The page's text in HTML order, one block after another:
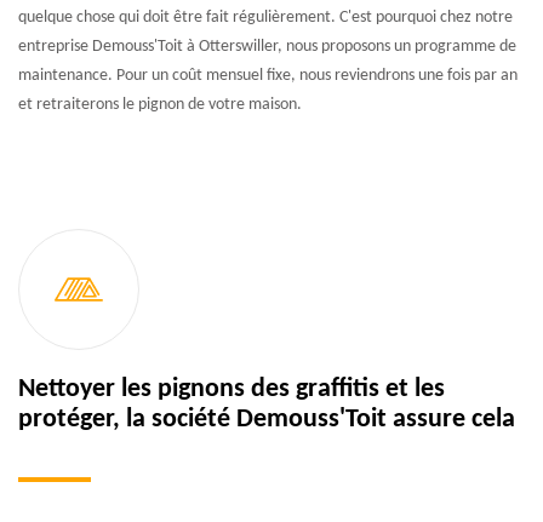
quelque chose qui doit être fait régulièrement. C'est pourquoi chez notre
entreprise Demouss'Toit à Otterswiller, nous proposons un programme de
maintenance. Pour un coût mensuel fixe, nous reviendrons une fois par an
et retraiterons le pignon de votre maison.
Nettoyer les pignons des graffitis et les
protéger, la société Demouss'Toit assure cela